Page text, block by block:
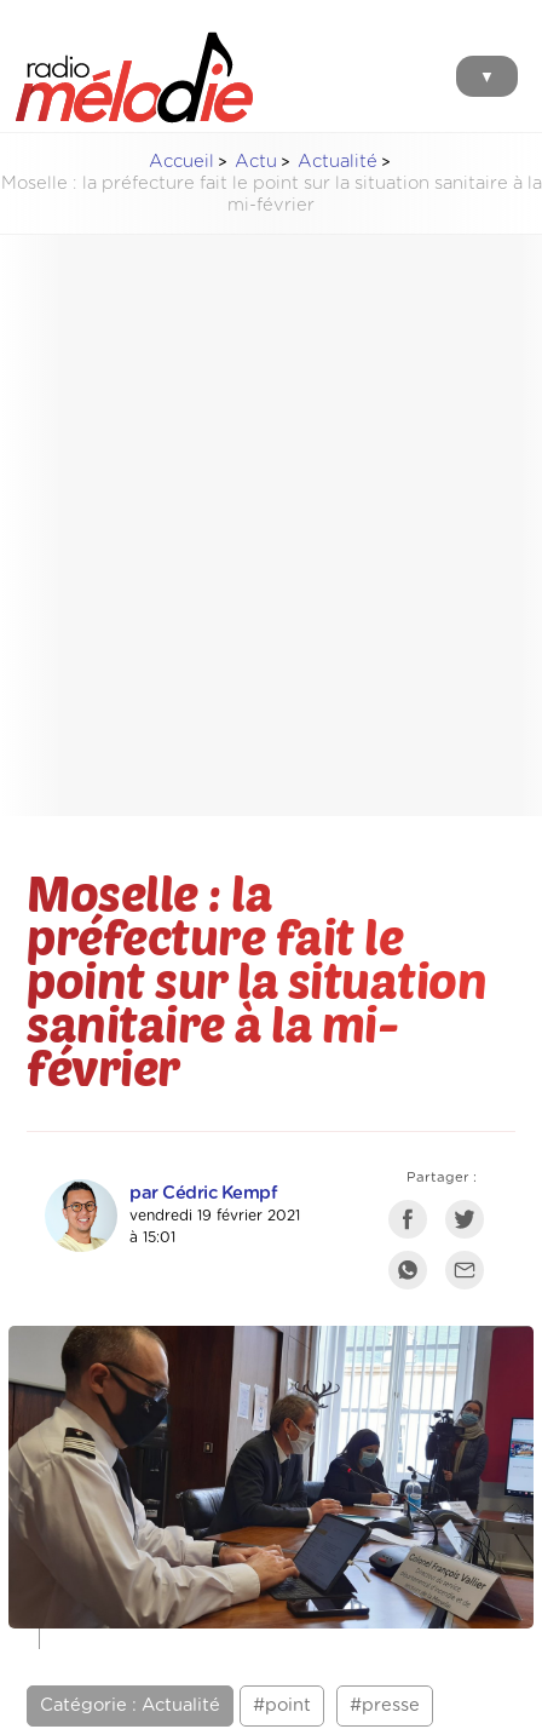
▼
Accueil Actu
Actualité
Moselle : la préfecture fait le point sur la situation sanitaire à la
mi-février
Moselle : la
préfecture fait le
point sur la situation
sanitaire à la mi-
février
par Cédric Kempf
vendredi 19 février 2021
à 15:01
Partager :
Catégorie : Actualité #point #presse